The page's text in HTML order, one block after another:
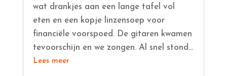
wat drankjes aan een lange tafel vol
eten en een kopje linzensoep voor
financiële voorspoed. De gitaren kwamen
tevoorschijn en we zongen. Al snel stond...
Lees meer